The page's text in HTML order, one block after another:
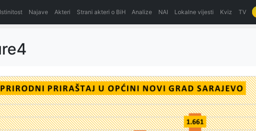
Istinitost Najave Akteri Strani akteri o BiH Analize NAI Lokalne vijesti Kviz TV